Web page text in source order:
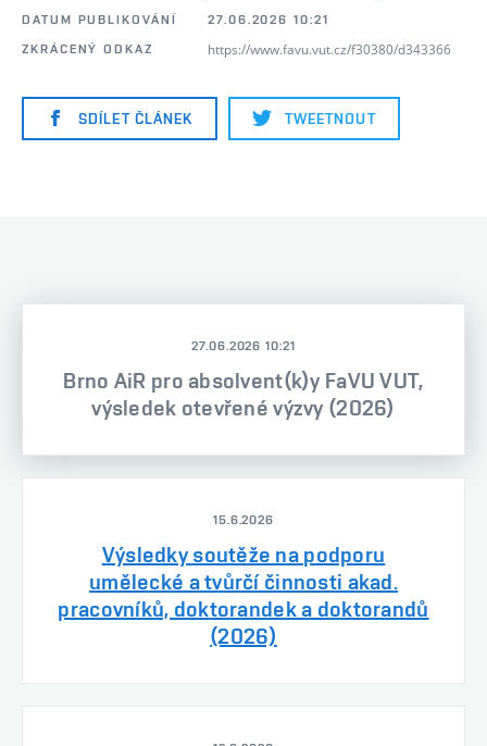
DATUM PUBLIKOVÁNÍ
27.06.2026 10:21
ZKRÁCENÝ ODKAZ
https://www.favu.vut.cz/f30380/d343366
SDÍLET ČLÁNEK TWEETNOUT
27.06.2026 10:21
Brno AiR pro absolvent(k)y FaVU VUT,
výsledek otevřené výzvy (2026)
15.6.2026
Výsledky soutěže na podporu
umělecké a tvůrčí činnosti akad.
pracovníků, doktorandek a doktorandů
(2026)